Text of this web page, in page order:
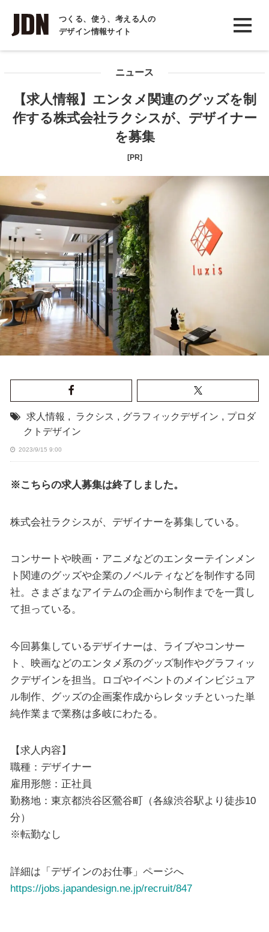
つくる、使う、考える人の
デザイン情報サイト
INTERVIEW
インタビュー
COLUMN
ニュース
【求人情報】エンタメ関連のグッズを制
作する株式会社ラクシスが、デザイナー
を募集
[PR]
求人情報 , ラクシス , グラフィックデザイン , プロダ
クトデザイン
2023/9/15 9:00
※こちらの求人募集は終了しました。
株式会社ラクシスが、デザイナーを募集している。
コンサートや映画・アニメなどのエンターテインメン
ト関連のグッズや企業のノベルティなどを制作する同
社。さまざまなアイテムの企画から制作までを一貫し
て担っている。
今回募集しているデザイナーは、ライブやコンサー
ト、映画などのエンタメ系のグッズ制作やグラフィッ
クデザインを担当。ロゴやイベントのメインビジュア
ル制作、グッズの企画案作成からレタッチといった単
純作業まで業務は多岐にわたる。
【求人内容】
職種：デザイナー
雇用形態：正社員
勤務地：東京都渋谷区鶯谷町（各線渋谷駅より徒歩10
分）
※転勤なし
詳細は「デザインのお仕事」ページへ
https://jobs.japandesign.ne.jp/recruit/847